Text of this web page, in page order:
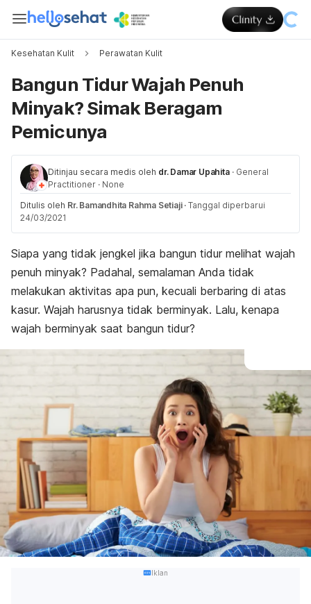
Kesehatan Kulit Perawatan Kulit
Bangun Tidur Wajah Penuh
Minyak? Simak Beragam
Pemicunya
Ditinjau secara medis oleh dr. Damar Upahita · General
Practitioner · None
Ditulis oleh Rr. Bamandhita Rahma Setiaji · Tanggal diperbarui
24/03/2021
Siapa yang tidak jengkel jika bangun tidur melihat wajah
penuh minyak? Padahal, semalaman Anda tidak
melakukan aktivitas apa pun, kecuali berbaring di atas
kasur. Wajah harusnya tidak berminyak. Lalu, kenapa
wajah berminyak saat bangun tidur?
Iklan